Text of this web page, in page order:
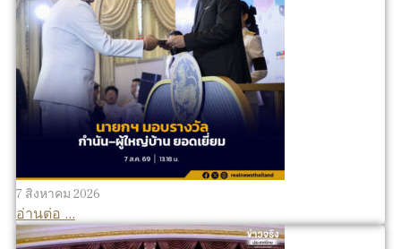
7 สิงหาคม 2026
อ่านต่อ ...